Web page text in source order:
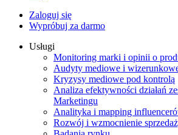
Zaloguj się
Wypróbuj za darmo
Usługi
Monitoring marki i opinii o
Audyty mediowe i
Kryzysy mediowe pod kontrolą
Analiza efektywności działań
Marketingu
Analityka i mapping
Rozwój i wzmocnienie